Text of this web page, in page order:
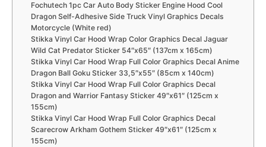
Fochutech 1pc Car Auto Body Sticker Engine Hood Cool
Dragon Self-Adhesive Side Truck Vinyl Graphics Decals
Motorcycle (White red)
Stikka Vinyl Car Hood Wrap Color Graphics Decal Jaguar
Wild Cat Predator Sticker 54″x65″ (137cm x 165cm)
Stikka Vinyl Car Hood Wrap Full Color Graphics Decal Anime
Dragon Ball Goku Sticker 33,5″x55″ (85cm x 140cm)
Stikka Vinyl Car Hood Wrap Full Color Graphics Decal
Dragon and Warrior Fantasy Sticker 49″x61″ (125cm x
155cm)
Stikka Vinyl Car Hood Wrap Full Color Graphics Decal
Scarecrow Arkham Gothem Sticker 49″x61″ (125cm x
155cm)